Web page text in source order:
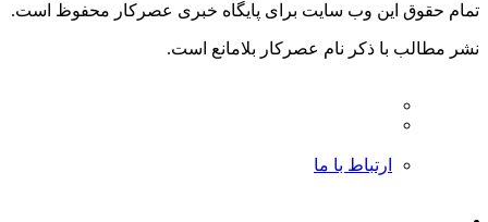
تمام حقوق این وب سایت برای پایگاه خبری عصرکار محفوظ است.
نشر مطالب با ذکر نام عصرکار بلامانع است.
ارتباط با ما